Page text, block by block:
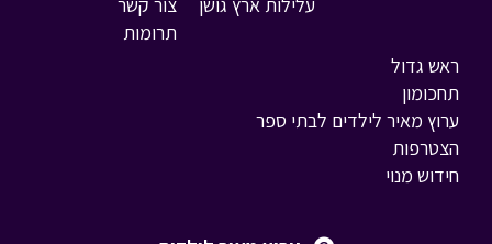
עלילות ארץ גושן
ראש גדול
תחכומון
ערוץ מאיר לילדים לבתי ספר
הצטרפות
חידוש מנוי
צור קשר
תרומות